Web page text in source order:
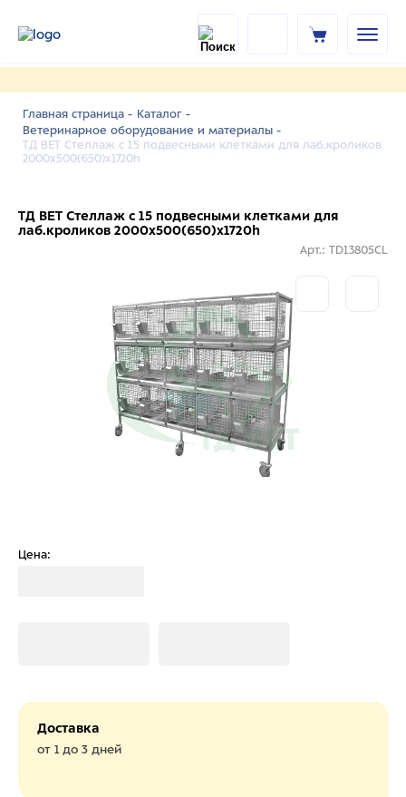
Главная страница - Каталог -
Ветеринарное оборудование и материалы -
ТД ВЕТ Стеллаж с 15 подвесными клетками для лаб.кроликов
2000х500(650)х1720h
ТД ВЕТ Стеллаж с 15 подвесными клетками для
лаб.кроликов 2000х500(650)х1720h
Арт.: TD13805CL
Цена:
Доставка
от 1 до 3 дней